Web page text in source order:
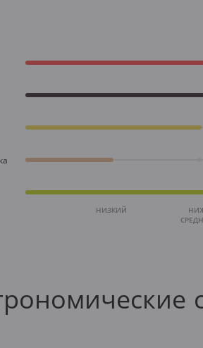
НИЗКИЙ